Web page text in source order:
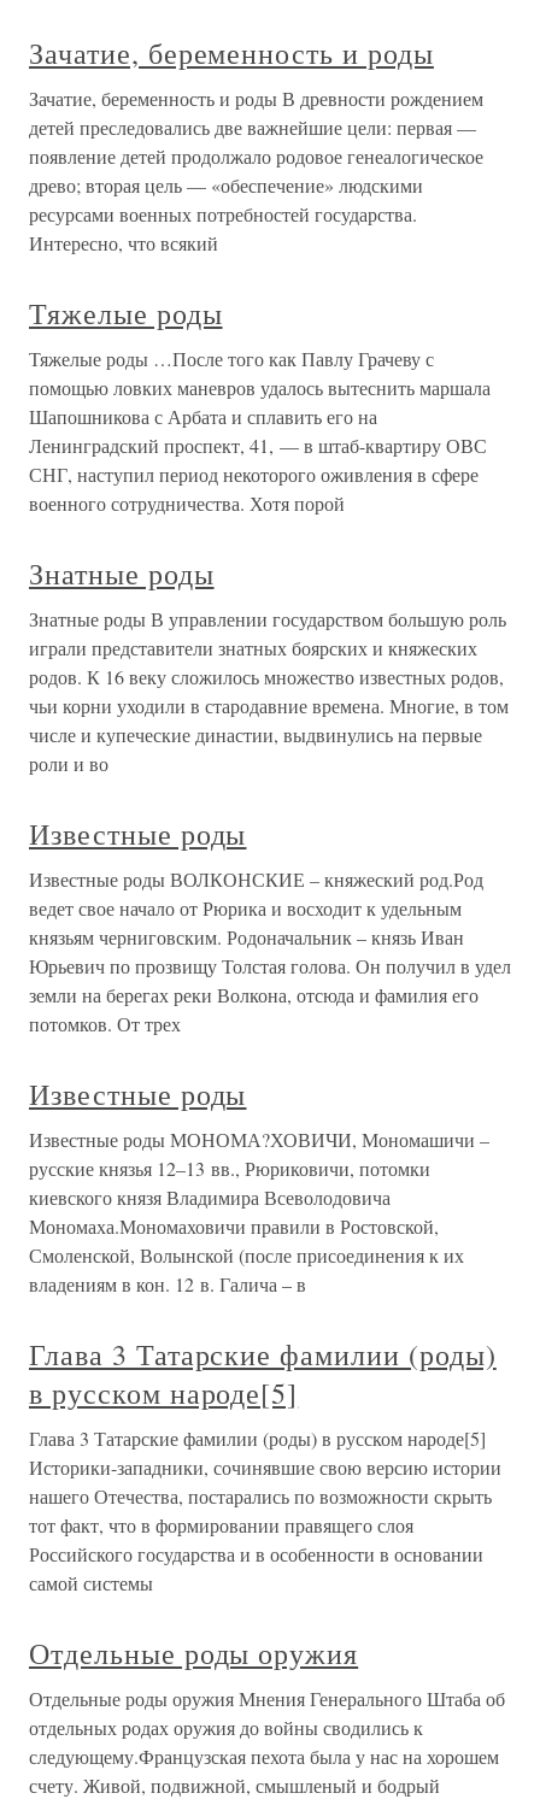
Зачатие, беременность и роды
Зачатие, беременность и роды В древности рождением
детей преследовались две важнейшие цели: первая —
появление детей продолжало родовое генеалогическое
древо; вторая цель — «обеспечение» людскими
ресурсами военных потребностей государства.
Интересно, что всякий
Тяжелые роды
Тяжелые роды …После того как Павлу Грачеву с
помощью ловких маневров удалось вытеснить маршала
Шапошникова с Арбата и сплавить его на
Ленинградский проспект, 41, — в штаб-квартиру ОВС
СНГ, наступил период некоторого оживления в сфере
военного сотрудничества. Хотя порой
Знатные роды
Знатные роды В управлении государством большую роль
играли представители знатных боярских и княжеских
родов. К 16 веку сложилось множество известных родов,
чьи корни уходили в стародавние времена. Многие, в том
числе и купеческие династии, выдвинулись на первые
роли и во
Известные роды
Известные роды ВОЛКОНСКИЕ – княжеский род.Род
ведет свое начало от Рюрика и восходит к удельным
князьям черниговским. Родоначальник – князь Иван
Юрьевич по прозвищу Толстая голова. Он получил в удел
земли на берегах реки Волкона, отсюда и фамилия его
потомков. От трех
Известные роды
Известные роды МОНОМА?ХОВИЧИ, Мономашичи –
русские князья 12–13 вв., Рюриковичи, потомки
киевского князя Владимира Всеволодовича
Мономаха.Мономаховичи правили в Ростовской,
Смоленской, Волынской (после присоединения к их
владениям в кон. 12 в. Галича – в
Глава 3 Татарские фамилии (роды)
в русском народе[5]
Глава 3 Татарские фамилии (роды) в русском народе[5]
Историки-западники, сочинявшие свою версию истории
нашего Отечества, постарались по возможности скрыть
тот факт, что в формировании правящего слоя
Российского государства и в особенности в основании
самой системы
Отдельные роды оружия
Отдельные роды оружия Мнения Генерального Штаба об
отдельных родах оружия до войны сводились к
следующему.Французская пехота была у нас на хорошем
счету. Живой, подвижной, смышленый и бодрый